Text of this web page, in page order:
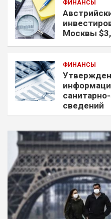
ФИНАНСЫ
Москвы
ФИНАНСЫ
сведений